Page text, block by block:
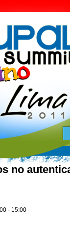
no
- 15:00